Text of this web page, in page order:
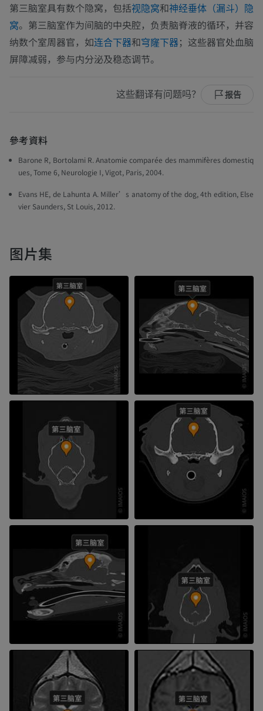
第三脑室具有数个隐窝，包括视隐窝和神经垂体（漏斗）隐
窝。第三脑室作为间脑的中央腔，负责脑脊液的循环，并容
纳数个室周器官，如连合下器和穹窿下器；这些器官处血脑
屏障减弱，参与内分泌及稳态调节。
这些翻译有问题吗？ 报告
參考資料
Barone R, Bortolami R. Anatomie comparée des mammifères domestiq
ues, Tome 6, Neurologie I, Vigot, Paris, 2004.
Evans HE, de Lahunta A. Miller’s anatomy of the dog, 4th edition, Else
vier Saunders, St Louis, 2012.
图片集